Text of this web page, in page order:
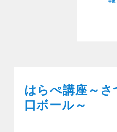
はらぺ講座～
口ボール～